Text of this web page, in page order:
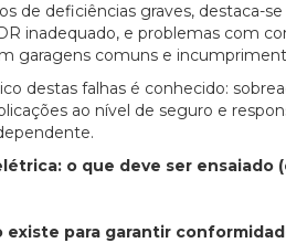
de deficiências graves, destaca-
inadequado, e problemas com
garagens comuns e
destas falhas é conhecido:
ao nível de seguro e
o que deve ser ensaiado
existe para garantir